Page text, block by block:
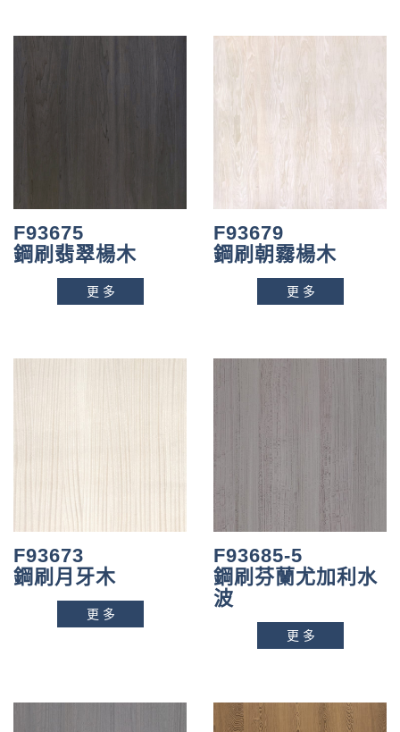
F93675
鋼刷翡翠楊木
更多
F93679
鋼刷朝霧楊木
更多
F93673
鋼刷月牙木
更多
F93685-5
鋼刷芬蘭尤加利水
波
更多